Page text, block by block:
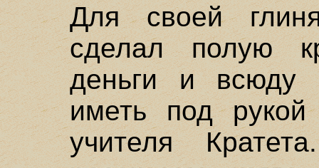
Для своей
сделал полую
деньги и
иметь под
учителя